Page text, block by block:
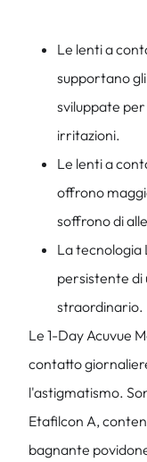
Le lenti a
supportano
sviluppate
irritazioni.
Le lenti a
offrono
soffrono di
La tecnologia
persistente
straordinario.
Le 1-Day Acuvue
contatto
l'astigmatismo.
Etafilcon A,
bagnante